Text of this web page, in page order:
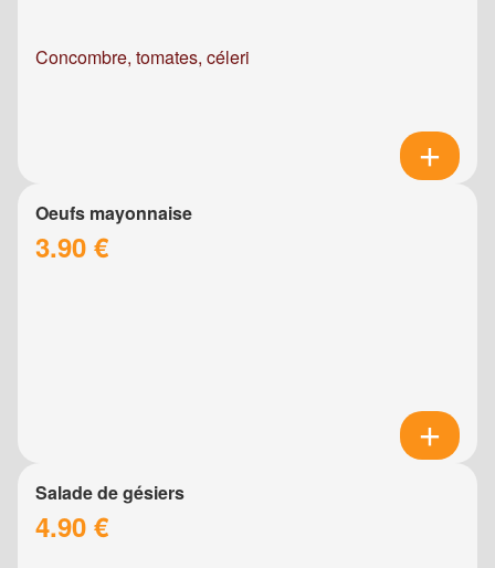
Concombre, tomates, céleri
Oeufs mayonnaise
3.90 €
Salade de gésiers
4.90 €